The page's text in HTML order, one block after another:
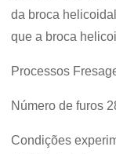
da broca
que a broca
Processos
Número de furos
Condições